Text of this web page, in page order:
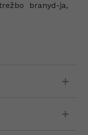
branyd-ja,